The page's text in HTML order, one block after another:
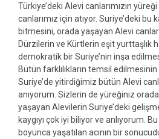
Türkiye’deki Alevi canlarımızın
canlarımız için atıyor. Suriye’deki bu
bitmesini, orada yaşayan Alevi
Dürzilerin ve Kürtlerin eşit yurttaşlık
demokratik bir Suriye’nin inşa
Bütün farklılıkların temsil edilmesinin
Suriye’de yitirdiğimiz bütün Alevi
anıyorum. Sizlerin de yüreğiniz orada
yaşayan Alevilerin Suriye’deki
kaygıyı çok iyi biliyor ve anlıyorum.
boyunca yaşatılan acının bir